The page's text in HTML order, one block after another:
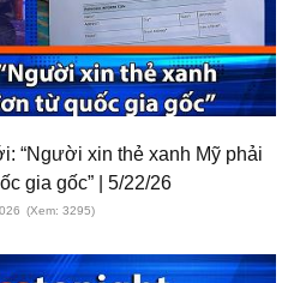
“Người xin thẻ xanh Mỹ phải
gia gốc” | 5/22/26
(Xem: 3295)